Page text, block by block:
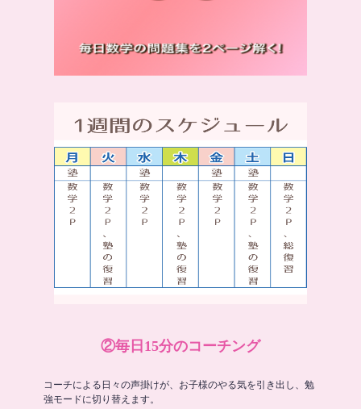
②毎日15分のコーチング
コーチによる日々の声掛けが、お子様のやる気を引き出し、勉
強モードに切り替えます。